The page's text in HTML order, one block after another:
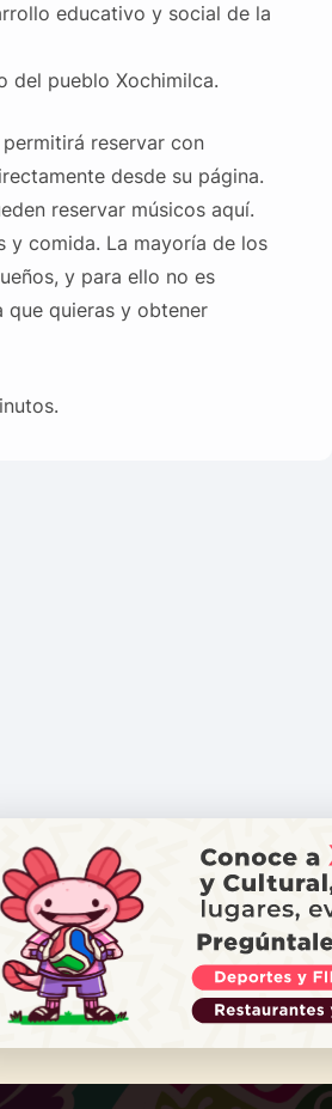
educativo y social de la
del pueblo Xochimilca.
reservar con
desde su página.
reservar músicos aquí.
y comida. La mayoría de los
y para ello no es
que quieras y obtener